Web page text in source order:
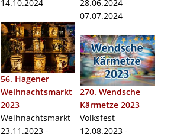
14.10.2024
56. Hagener
Weihnachtsmarkt
2023
Weihnachtsmarkt
23.11.2023 -
28.06.2024 -
07.07.2024
270. Wendsche
Kärmetze 2023
Volksfest
12.08.2023 -